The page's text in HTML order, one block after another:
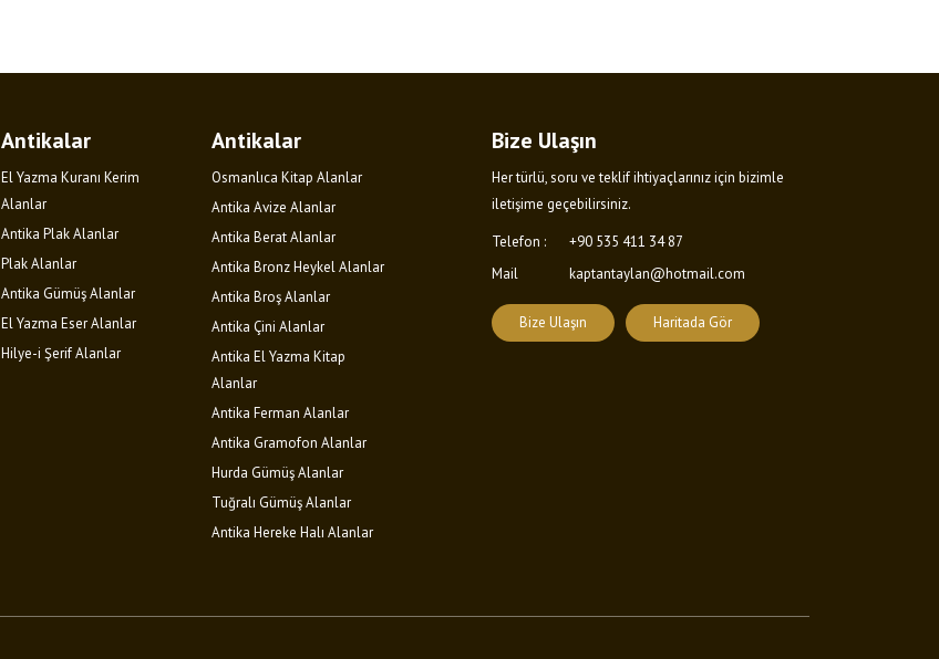
Antikalar
El Yazma Kuranı Kerim
Alanlar
Antika Plak Alanlar
Plak Alanlar
Antika Gümüş Alanlar
El Yazma Eser Alanlar
Hilye-i Şerif Alanlar
Antikalar
Osmanlıca Kitap Alanlar
Antika Avize Alanlar
Antika Berat Alanlar
Antika Bronz Heykel Alanlar
Antika Broş Alanlar
Antika Çini Alanlar
Antika El Yazma Kitap
Alanlar
Antika Ferman Alanlar
Antika Gramofon Alanlar
Hurda Gümüş Alanlar
Tuğralı Gümüş Alanlar
Antika Hereke Halı Alanlar
Bize Ulaşın
Her türlü, soru ve teklif ihtiyaçlarınız için bizimle
iletişime geçebilirsiniz.
Telefon :
+90 535 411 34 87
Mail
kaptantaylan@hotmail.com
Bize Ulaşın Haritada Gör